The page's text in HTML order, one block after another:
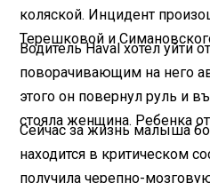
коляской. Инцидент
Терешковой и
Водитель Haval хотел уйти
поворачивающим на него
этого он повернул руль и
стояла женщина. Ребенка
Сейчас за жизнь малыша
находится в критическом
получила черепно-